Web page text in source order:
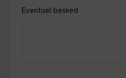
Eventuel besked